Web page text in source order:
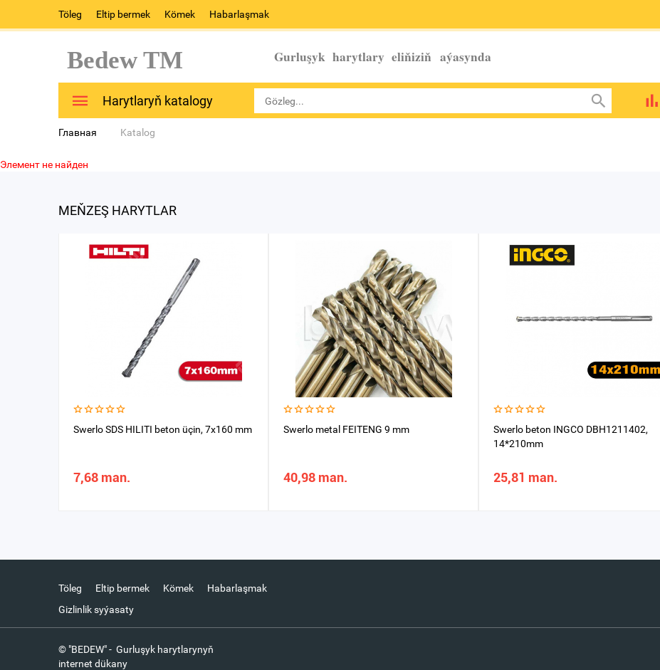
Töleg Eltip bermek Kömek Habarlaşmak
Bedew TM Gurluşyk harytlary eliňiziň aýasynda
Harytlaryň katalogy
Главная Katalog
Элемент не найден
MEŇZEŞ HARYTLAR
Swerlo SDS HILITI beton üçin, 7х160 mm
7,68 man.
Swerlo metal FEITENG 9 mm
40,98 man.
Swerlo beton INGCO DBH1211402,
14*210mm
25,81 man.
Töleg Eltip bermek Kömek
Habarlaşmak
Gizlinlik syýasaty
© "BEDEW" - Gurluşyk harytlarynyň
internet dükany